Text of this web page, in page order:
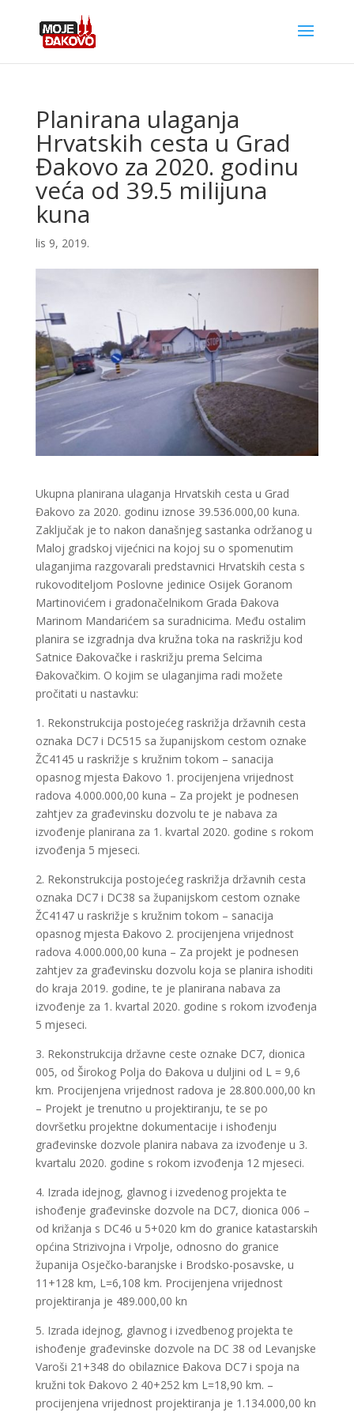
Planirana ulaganja
Hrvatskih cesta u Grad
Đakovo za 2020. godinu
veća od 39.5 milijuna
kuna
lis 9, 2019.
Ukupna planirana ulaganja Hrvatskih cesta u Grad
Đakovo za 2020. godinu iznose 39.536.000,00 kuna.
Zaključak je to nakon današnjeg sastanka održanog u
Maloj gradskoj vijećnici na kojoj su o spomenutim
ulaganjima razgovarali predstavnici Hrvatskih cesta s
rukovoditeljom Poslovne jedinice Osijek Goranom
Martinovićem i gradonačelnikom Grada Đakova
Marinom Mandarićem sa suradnicima. Među ostalim
planira se izgradnja dva kružna toka na raskrižju kod
Satnice Đakovačke i raskrižju prema Selcima
Đakovačkim. O kojim se ulaganjima radi možete
pročitati u nastavku:
1. Rekonstrukcija postojećeg raskrižja državnih cesta
oznaka DC7 i DC515 sa županijskom cestom oznake
ŽC4145 u raskrižje s kružnim tokom – sanacija
opasnog mjesta Đakovo 1. procijenjena vrijednost
radova 4.000.000,00 kuna – Za projekt je podnesen
zahtjev za građevinsku dozvolu te je nabava za
izvođenje planirana za 1. kvartal 2020. godine s rokom
izvođenja 5 mjeseci.
2. Rekonstrukcija postojećeg raskrižja državnih cesta
oznaka DC7 i DC38 sa županijskom cestom oznake
ŽC4147 u raskrižje s kružnim tokom – sanacija
opasnog mjesta Đakovo 2. procijenjena vrijednost
radova 4.000.000,00 kuna – Za projekt je podnesen
zahtjev za građevinsku dozvolu koja se planira ishoditi
do kraja 2019. godine, te je planirana nabava za
izvođenje za 1. kvartal 2020. godine s rokom izvođenja
5 mjeseci.
3. Rekonstrukcija državne ceste oznake DC7, dionica
005, od Širokog Polja do Đakova u duljini od L = 9,6
km. Procijenjena vrijednost radova je 28.800.000,00 kn
– Projekt je trenutno u projektiranju, te se po
dovršetku projektne dokumentacije i ishođenju
građevinske dozvole planira nabava za izvođenje u 3.
kvartalu 2020. godine s rokom izvođenja 12 mjeseci.
4. Izrada idejnog, glavnog i izvedenog projekta te
ishođenje građevinske dozvole na DC7, dionica 006 –
od križanja s DC46 u 5+020 km do granice katastarskih
općina Strizivojna i Vrpolje, odnosno do granice
županija Osječko-baranjske i Brodsko-posavske, u
11+128 km, L=6,108 km. Procijenjena vrijednost
projektiranja je 489.000,00 kn
5. Izrada idejnog, glavnog i izvedbenog projekta te
ishođenje građevinske dozvole na DC 38 od Levanjske
Varoši 21+348 do obilaznice Đakova DC7 i spoja na
kružni tok Đakovo 2 40+252 km L=18,90 km. –
procijenjena vrijednost projektiranja je 1.134.000,00 kn